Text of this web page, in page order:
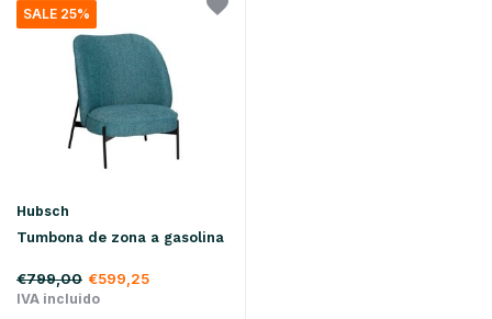
SALE 25%
Hubsch
Tumbona de zona a gasolina
€799,00 €599,25
IVA incluido